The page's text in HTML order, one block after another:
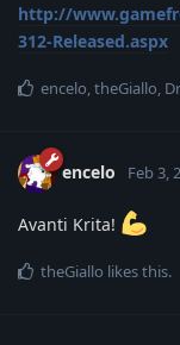
http://
312-Released.aspx
encelo,theGiallo,
encelo Feb 3,
Avanti Krita!
theGiallo likes this.